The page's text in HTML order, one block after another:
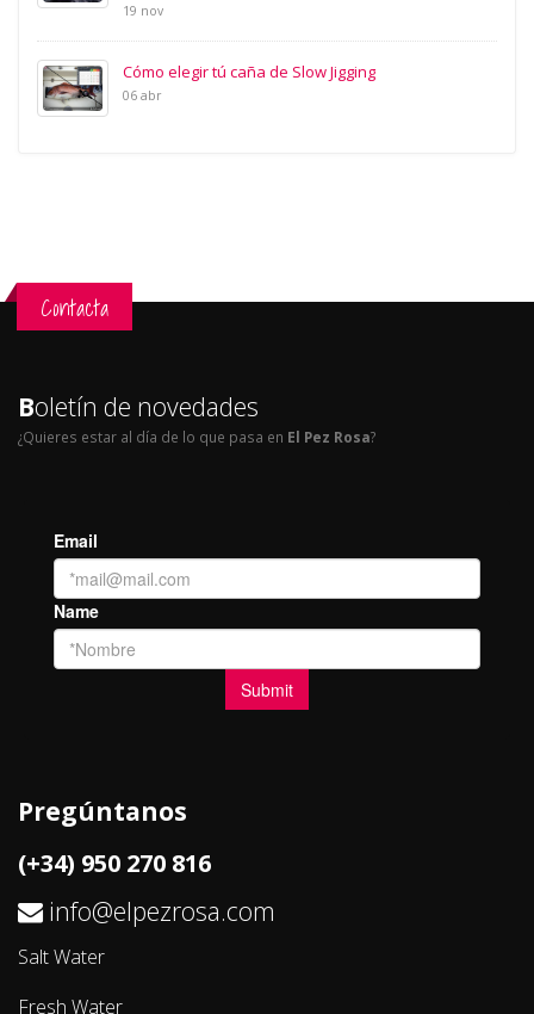
19 nov
Cómo elegir tú caña de Slow Jigging
06 abr
Contacta
Boletín de novedades
¿Quieres estar al día de lo que pasa en El Pez Rosa?
Pregúntanos
(+34) 950 270 816
info@elpezrosa.com
Salt Water
Fresh Water